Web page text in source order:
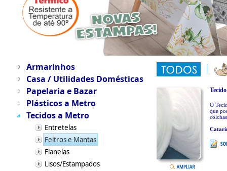
Armarinhos
Casa / Utilidades Domésticas
Papelaria e Bazar
Plásticos a Metro
Tecidos a Metro
Entretelas
Feltros e Mantas
Flanelas
Lisos/Estampados
O
que